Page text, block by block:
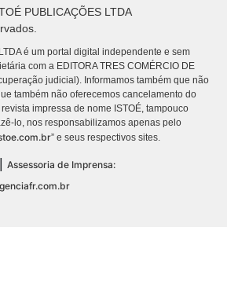
PUBLICAÇÕES LTDA
é um portal digital independente e sem
com a EDITORA TRES COMÉRCIO DE
judicial). Informamos também que não
também não oferecemos cancelamento do
impressa de nome ISTOÉ, tampouco
lo, nos responsabilizamos apenas pelo
” e seus respectivos sites.
| Assessoria de Imprensa: